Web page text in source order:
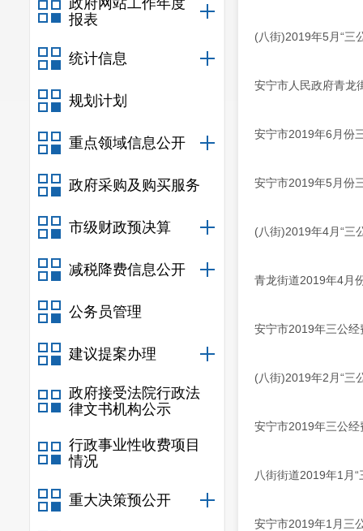
政府网站工作年度
报表
统计信息
规划计划
重点领域信息公开
政府采购及购买服务
市级财政预决算
减税降费信息公开
公务员管理
建议提案办理
政府接受法院行政法
律文书机构公示
行政事业性收费项目
情况
重大决策预公开
(八街)2019年5月“三
安宁市人民政府青龙
安宁市2019年6月份
安宁市2019年5月份
(八街)2019年4月“三
青龙街道2019年4月
安宁市2019年三公
(八街)2019年2月“三
安宁市2019年三公
八街街道2019年1月
安宁市2019年1月三